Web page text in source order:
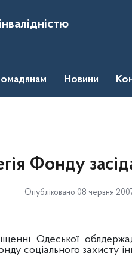
Новини
Фонду
Опубліковано 08 червня
Одеської
соціального захисту